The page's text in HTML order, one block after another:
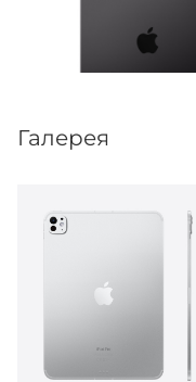
Галерея